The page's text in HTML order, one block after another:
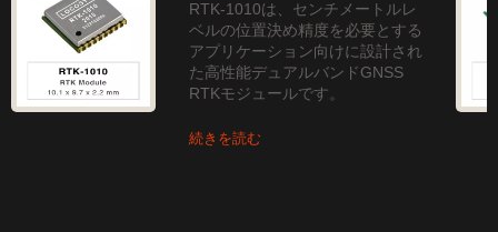
RTK-1010は、センチメートルレ
ベルの位置決め精度を必要とする
アプリケーション向けに設計され
た高性能デュアルバンドGNSS
RTKモジュールです。
続きを読む